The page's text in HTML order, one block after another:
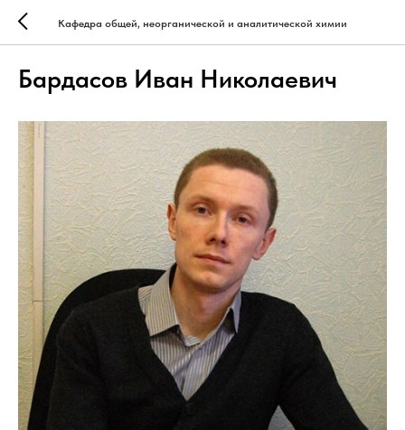
Кафедра общей, неорганической и аналитической химии
Бардасов Иван Николаевич